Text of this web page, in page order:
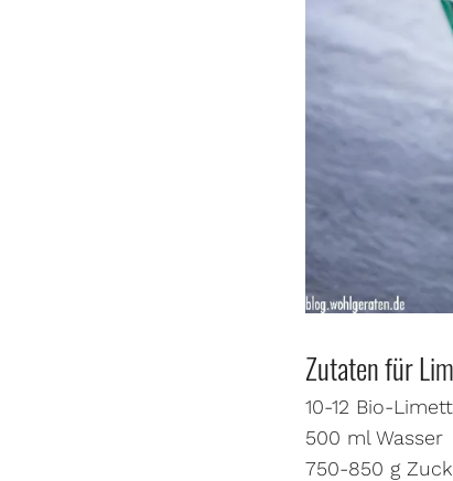
Zutaten für
10-12 Bio-
500 ml Wasser
750-850 g